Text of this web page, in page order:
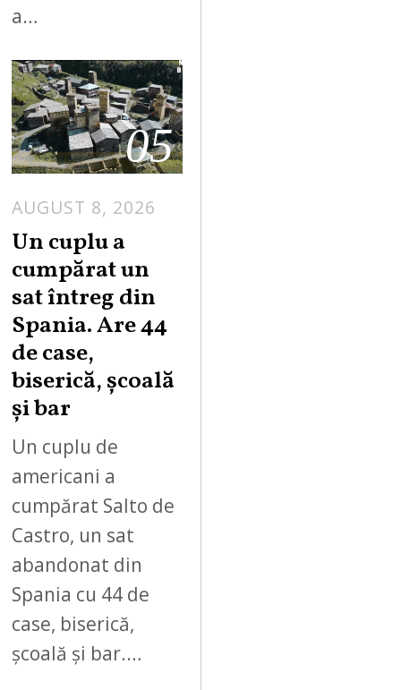
a…
05
AUGUST 8, 2026
Un cuplu a
cumpărat un
sat întreg din
Spania. Are 44
de case,
biserică, școală
și bar
Un cuplu de
americani a
cumpărat Salto de
Castro, un sat
abandonat din
Spania cu 44 de
case, biserică,
școală și bar.…